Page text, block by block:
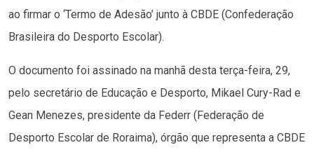
ao firmar o ‘Termo de Adesão’ junto à CBDE (Confederação
Brasileira do Desporto Escolar).
O documento foi assinado na manhã desta terça-feira, 29,
pelo secretário de Educação e Desporto, Mikael Cury-Rad e
Gean Menezes, presidente da Federr (Federação de
Desporto Escolar de Roraima), órgão que representa a CBDE